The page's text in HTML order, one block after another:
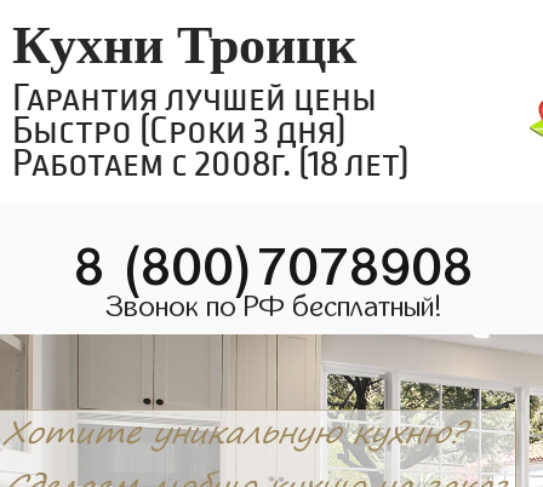
Кухни Троицк
Гарантия лучшей цены
Быстро (Сроки 3 дня)
Работаем с 2008г. (18 лет)
8 (800)7078908
Звонок по РФ бесплатный!